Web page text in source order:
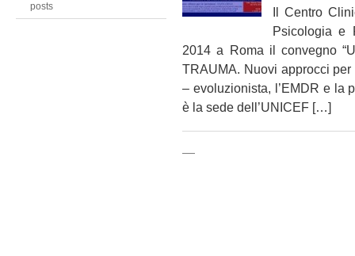
posts
Il Centro
Psicologia e
2014 a Roma il convegno
TRAUMA. Nuovi approcci
– evoluzionista, l’EMDR e la
è la sede dell’UNICEF […]
—